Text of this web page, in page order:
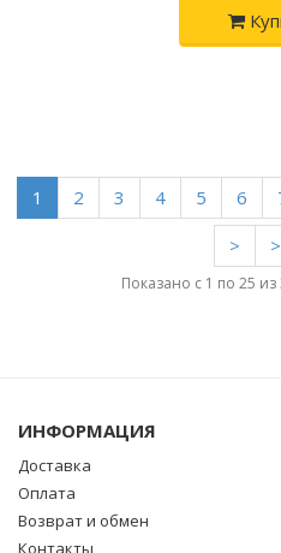
1 2 3 4 5 6
>
Показано с 1 по 25 из
ИНФОРМАЦИЯ
Доставка
Оплата
Возврат и обмен
Контакты